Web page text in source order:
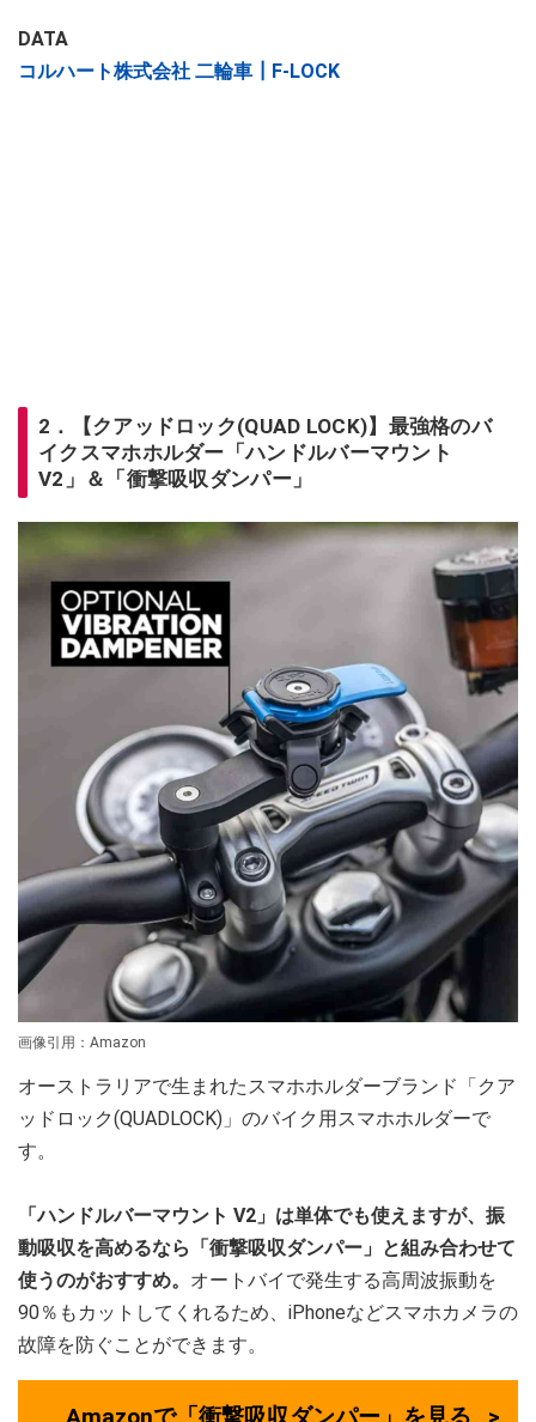
DATA
コルハート株式会社 二輪車┃F-LOCK
2．【クアッドロック(QUAD LOCK)】最強格のバ
イクスマホホルダー「ハンドルバーマウント
V2」＆「衝撃吸収ダンパー」
画像引用：Amazon
オーストラリアで生まれたスマホホルダーブランド「クア
ッドロック(QUADLOCK)」のバイク用スマホホルダーで
す。
「ハンドルバーマウント V2」 は単体でも使えますが、振
動吸収を高めるなら「衝撃吸収ダンパー」と組み合わせて
使うのがおすすめ。 オートバイで発生する高周波振動を
90％もカットしてくれるため、iPhoneなどスマホカメラの
故障を防ぐことができます。